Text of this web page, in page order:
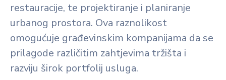
restauracije, te projektiranje i planiranje
urbanog prostora. Ova raznolikost
omogućuje građevinskim kompanijama da se
prilagode različitim zahtjevima tržišta i
razviju širok portfolij usluga.